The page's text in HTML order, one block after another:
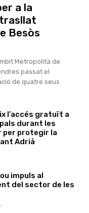
a la
Besòs
Metropolità de
passat el
de quatre seus
l’accés gratuït a
durant les
per protegir la
Adrià
impuls al
del sector de les